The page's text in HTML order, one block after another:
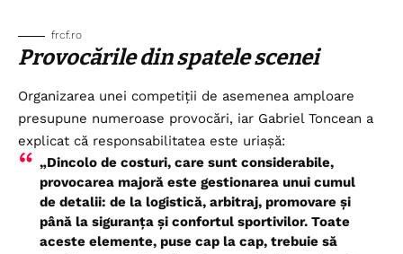
frcf.ro
Provocările din spatele scenei
Organizarea unei competiții de asemenea amploare
presupune numeroase provocări, iar Gabriel Toncean a
explicat că responsabilitatea este uriașă:
„Dincolo de costuri, care sunt considerabile,
provocarea majoră este gestionarea unui cumul
de detalii: de la logistică, arbitraj, promovare și
până la siguranța și confortul sportivilor. Toate
aceste elemente, puse cap la cap, trebuie să